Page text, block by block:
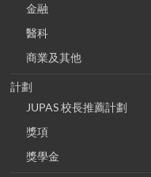
金融
醫科
商業及其他
計劃
JUPAS 校長推薦計劃
獎項
獎學金